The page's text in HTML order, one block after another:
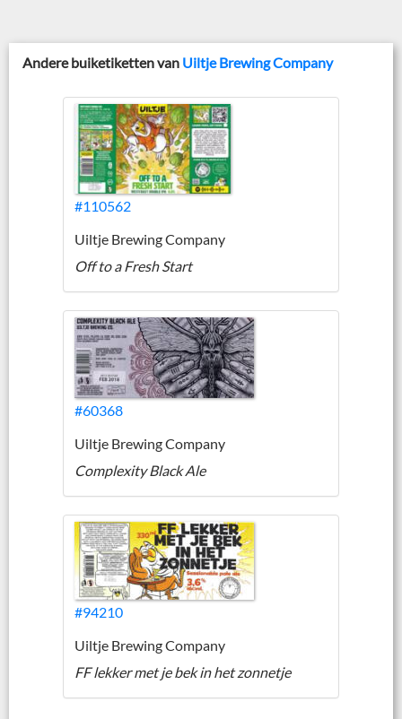
Andere buiketiketten van Uiltje Brewing Company
#110562
Uiltje Brewing Company
Off to a Fresh Start
#60368
Uiltje Brewing Company
Complexity Black Ale
#94210
Uiltje Brewing Company
FF lekker met je bek in het zonnetje